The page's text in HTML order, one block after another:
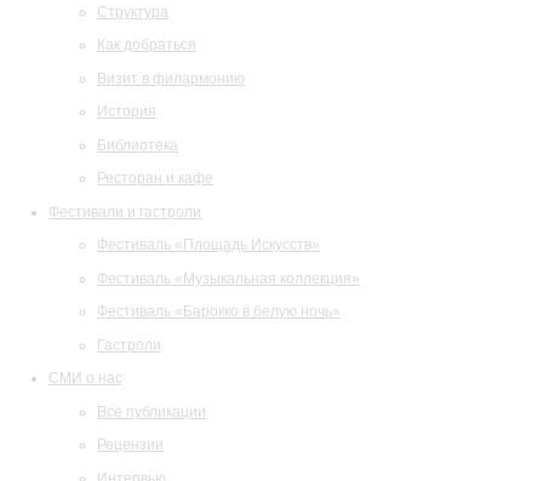
Структура
Как добраться
Визит в филармонию
История
Библиотека
Ресторан и кафе
Фестивали и гастроли
Фестиваль «Площадь Искусств»
Фестиваль «Музыкальная коллекция»
Фестиваль «Барокко в белую ночь»
Гастроли
СМИ о нас
Все публикации
Рецензии